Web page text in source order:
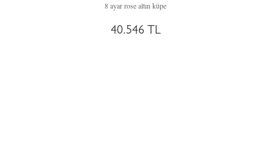
8 ayar rose altın küpe
40.546 TL